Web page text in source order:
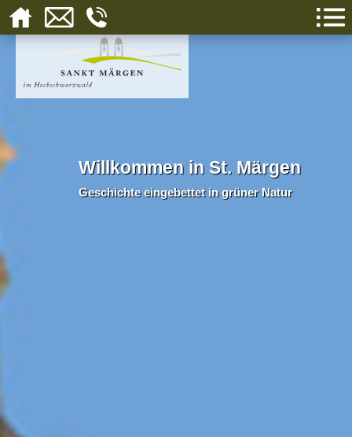
Willkommen in St. Märgen
Geschichte eingebettet in grüner Natur